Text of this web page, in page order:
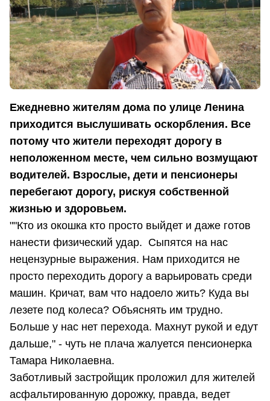
Ежедневно жителям дома по улице Ленина
приходится выслушивать оскорбления. Все
потому что жители переходят дорогу в
неположенном месте, чем сильно возмущают
водителей. Взрослые, дети и пенсионеры
перебегают дорогу, рискуя собственной
жизнью и здоровьем.
""Кто из окошка кто просто выйдет и даже готов
нанести физический удар. Сыпятся на нас
нецензурные выражения. Нам приходится не
просто переходить дорогу а варьировать среди
машин. Кричат, вам что надоело жить? Куда вы
лезете под колеса? Объяснять им трудно.
Больше у нас нет перехода. Махнут рукой и едут
дальше," - чуть не плача жалуется пенсионерка
Тамара Николаевна.
Заботливый застройщик проложил для жителей
асфальтированную дорожку, правда, ведет